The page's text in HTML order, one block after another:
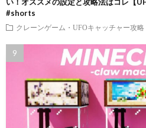
#shorts
クレーンゲーム・UFOキャッチャー攻略